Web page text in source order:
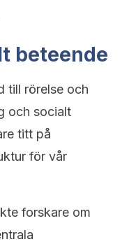
beteende
till rörelse och
och socialt
titt på
för vår
forskare om